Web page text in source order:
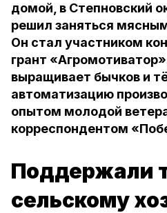
домой, в Степновский
решил заняться
Он стал участником
грант
выращивает бычков и
автоматизацию
опытом молодой
корреспондентом
Поддержали
сельскому